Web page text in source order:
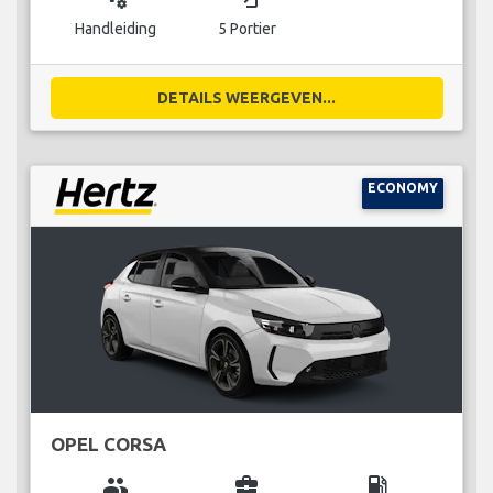
Handleiding 5 Portier
DETAILS WEERGEVEN...
ECONOMY
OPEL CORSA
group business_center local_gas_station